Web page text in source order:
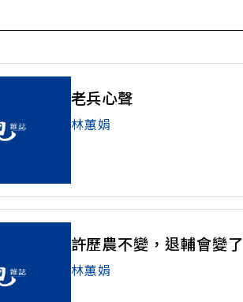
老兵心聲
林蕙娟
許歷農不變，退輔會變了
林蕙娟